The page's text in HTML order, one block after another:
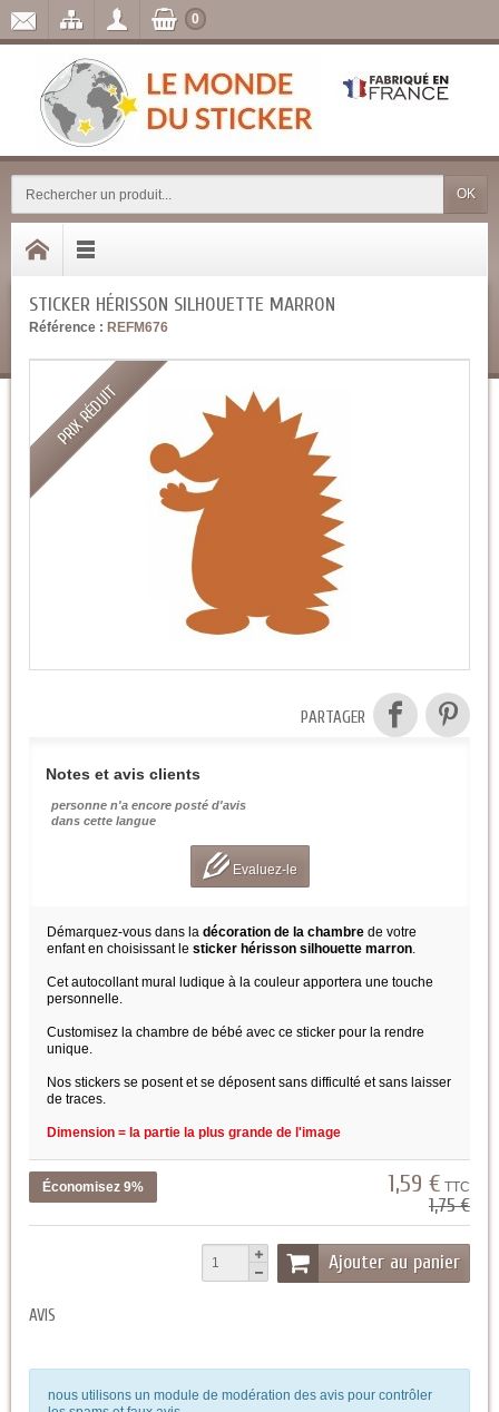
OK
0
STICKER HÉRISSON SILHOUETTE MARRON
Référence : REFM676
PRIX RÉDUIT
PARTAGER
Notes et avis clients
personne n'a encore posté d'avis
dans cette langue
Evaluez-le
Démarquez-vous dans la décoration de la chambre de votre
enfant en choisissant le sticker hérisson silhouette marron.
Cet autocollant mural ludique à la couleur apportera une touche
personnelle.
Customisez la chambre de bébé avec ce sticker pour la rendre
unique.
Nos stickers se posent et se déposent sans difficulté et sans laisser
de traces.
Dimension = la partie la plus grande de l'image
Économisez 9% 1,59 € TTC
1,75 €
Ajouter au panier
AVIS
nous utilisons un module de modération des avis pour contrôler